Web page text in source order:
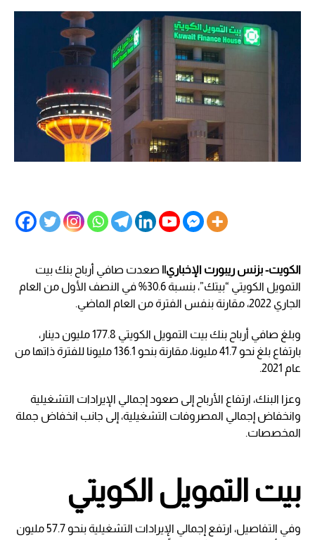
الكويت- بزنس ريبورت الإخباري|| صعدت صافي أرباح بنك بيت
التمويل الكويتي “بيتك”، بنسبة 30.6% في النصف الأول من العام
الجاري 2022، مقارنة بنفس الفترة من العام الماضي.
وبلغ صافي أرباح بنك بيت التمويل الكويتي 177.8 مليون دينار،
بارتفاع بلغ نحو 41.7 مليونا، ‏مقارنة بنحو 136.1 مليونا للفترة ذاتها من
عام 2021.
وعزا البنك، ارتفاع الأرباح إلى صعود إجمالي الإيرادات التشغيلية
وانخفاض إجمالي المصروفات التشغيلية، إلى جانب انخفاض جملة
المخصصات.
بيت التمويل الكويتي
وفي التفاصيل، ارتفع إجمالي الإيرادات التشغيلية بنحو 57.7 مليون